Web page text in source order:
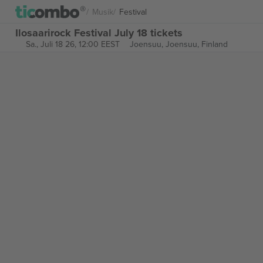
Musik Festival
Ilosaarirock Festival July 18 tickets
Sa., Juli 18 26, 12:00 EEST Joensuu, Joensuu, Finland